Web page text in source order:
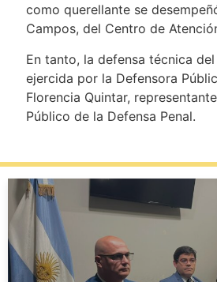
como querellante se
Campos, del Centro de
En tanto, la defensa técnica
ejercida por la Defensora
Florencia Quintar,
Público de la Defensa Penal.